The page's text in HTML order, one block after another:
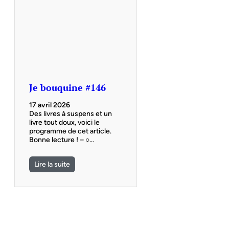
Je bouquine #146
17 avril 2026
Des livres à suspens et un
livre tout doux, voici le
programme de cet article.
Bonne lecture ! – ○…
Lire la suite